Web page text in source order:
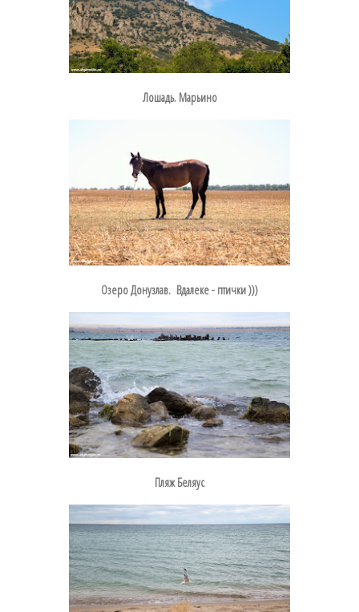
Лошадь. Марьино
Озеро Донузлав. Вдалеке - птички )))
Пляж Беляус